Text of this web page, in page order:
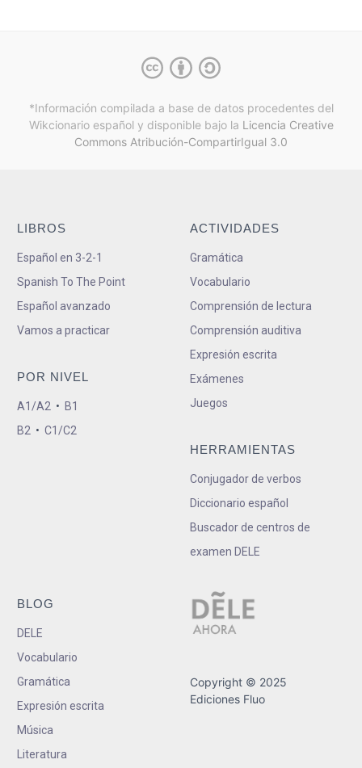
*Información compilada a base de datos procedentes del
Wikcionario español y disponible bajo la Licencia Creative
Commons Atribución-CompartirIgual 3.0
LIBROS
Español en 3-2-1
Spanish To The Point
Español avanzado
Vamos a practicar
POR NIVEL
A1/A2 • B1
B2 • C1/C2
ACTIVIDADES
Gramática
Vocabulario
Comprensión de lectura
Comprensión auditiva
Expresión escrita
Exámenes
Juegos
HERRAMIENTAS
Conjugador de verbos
Diccionario español
Buscador de centros de
examen DELE
BLOG
DELE
Vocabulario
Gramática
Expresión escrita
Música
Literatura
Copyright © 2025
Ediciones Fluo